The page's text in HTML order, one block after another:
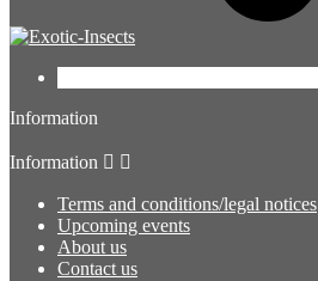
Information
Information  
Terms and conditions/legal notices
Upcoming events
About us
Contact us